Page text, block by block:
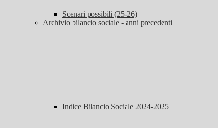
Scenari possibili (25-26)
Archivio bilancio sociale - anni precedenti
Indice Bilancio Sociale 2024-2025